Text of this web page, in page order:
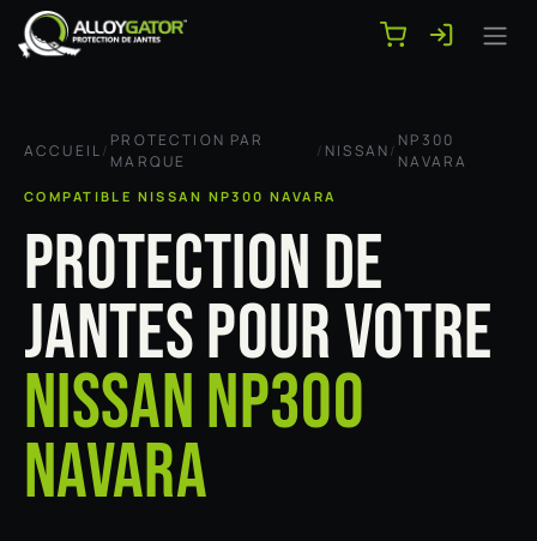
Se rendre au contenu
ACCUEIL/
PROTECTION PAR
MARQUE
/ NISSAN/
NP300
NAVARA
COMPATIBLE NISSAN NP300 NAVARA
PROTECTION DE
JANTES POUR VOTRE
NISSAN NP300
NAVARA